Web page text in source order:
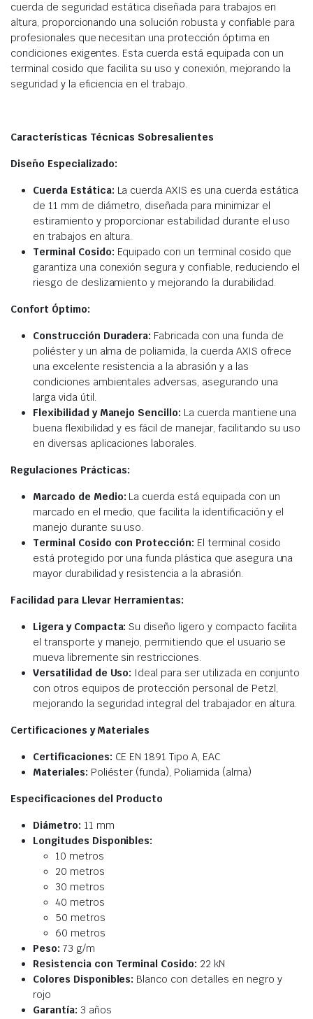
cuerda de seguridad estática diseñada para trabajos en
altura, proporcionando una solución robusta y confiable para
profesionales que necesitan una protección óptima en
condiciones exigentes. Esta cuerda está equipada con un
terminal cosido que facilita su uso y conexión, mejorando la
seguridad y la eficiencia en el trabajo.
Características Técnicas Sobresalientes
Diseño Especializado:
Cuerda Estática: La cuerda AXIS es una cuerda estática
de 11 mm de diámetro, diseñada para minimizar el
estiramiento y proporcionar estabilidad durante el uso
en trabajos en altura.
Terminal Cosido: Equipado con un terminal cosido que
garantiza una conexión segura y confiable, reduciendo el
riesgo de deslizamiento y mejorando la durabilidad.
Confort Óptimo:
Construcción Duradera: Fabricada con una funda de
poliéster y un alma de poliamida, la cuerda AXIS ofrece
una excelente resistencia a la abrasión y a las
condiciones ambientales adversas, asegurando una
larga vida útil.
Flexibilidad y Manejo Sencillo: La cuerda mantiene una
buena flexibilidad y es fácil de manejar, facilitando su uso
en diversas aplicaciones laborales.
Regulaciones Prácticas:
Marcado de Medio: La cuerda está equipada con un
marcado en el medio, que facilita la identificación y el
manejo durante su uso.
Terminal Cosido con Protección: El terminal cosido
está protegido por una funda plástica que asegura una
mayor durabilidad y resistencia a la abrasión.
Facilidad para Llevar Herramientas:
Ligera y Compacta: Su diseño ligero y compacto facilita
el transporte y manejo, permitiendo que el usuario se
mueva libremente sin restricciones.
Versatilidad de Uso: Ideal para ser utilizada en conjunto
con otros equipos de protección personal de Petzl,
mejorando la seguridad integral del trabajador en altura.
Certificaciones y Materiales
Certificaciones: CE EN 1891 Tipo A, EAC
Materiales: Poliéster (funda), Poliamida (alma)
Especificaciones del Producto
Diámetro: 11 mm
Longitudes Disponibles:
10 metros
20 metros
30 metros
40 metros
50 metros
60 metros
Peso: 73 g/m
Resistencia con Terminal Cosido: 22 kN
Colores Disponibles: Blanco con detalles en negro y
rojo
Garantía: 3 años